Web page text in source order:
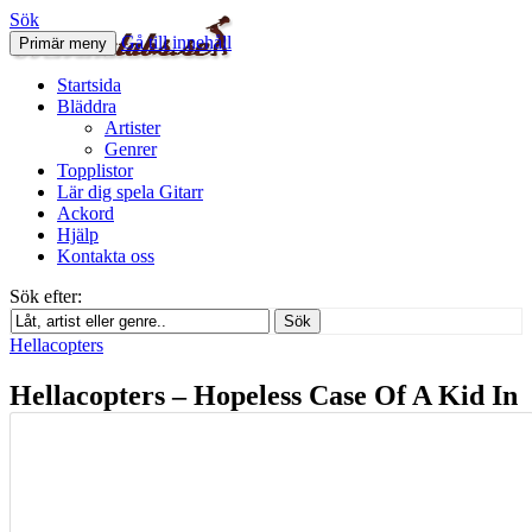
Svenskatabs.se
Sök
Primär meny Gå till innehåll
Startsida
Bläddra
Artister
Genrer
Topplistor
Lär dig spela Gitarr
Ackord
Hjälp
Kontakta oss
Sök efter:
Sök
Hellacopters
Hellacopters – Hopeless Case Of A Kid In